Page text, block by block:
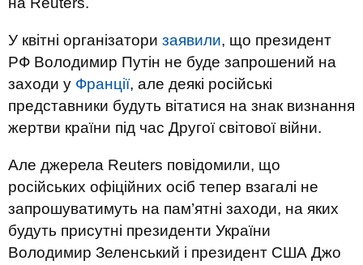
У квітні організатори заявили, що президент
РФ Володимир Путін не буде запрошений на
заходи у Франції, але деякі російські
представники будуть вітатися на знак визнання
жертви країни під час Другої світової війни.
Але джерела Reuters повідомили, що
російських офіційних осіб тепер взагалі не
запрошуватимуть на пам’ятні заходи, на яких
будуть присутні президенти України
Володимир Зеленський і президент США Джо